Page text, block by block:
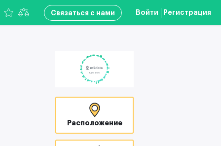
Связаться с нами Войти Регистрация
Расположение